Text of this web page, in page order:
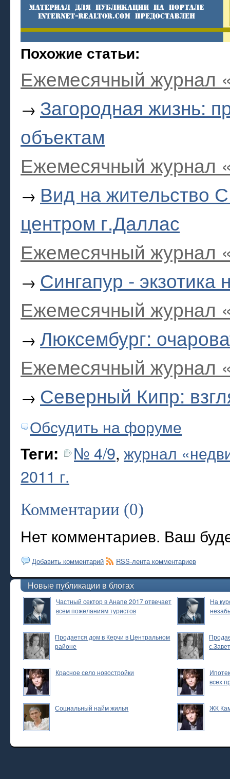
Похожие статьи:
Ежемесячный журнал
→ Загородная жизнь:
объектам
Ежемесячный журнал
→ Вид на жительство
центром г.Даллас
Ежемесячный журнал
→ Сингапур -
Ежемесячный журнал
→ Люксембург:
Ежемесячный журнал
→ Северный Кипр:
Обсудить на форуме
Теги: № 4/9, журнал
2011 г.
Комментарии (0)
Нет комментариев. Ваш
Добавить комментарий RSS-лента комментариев
Новые публикации в блогах
Частный сектор в Анапе 2017 отвечает
всем пожеланиям туристов
На
Продается дом в Керчи в Центральном
районе
Красное село новостройки
всех
Социальный найм жилья ЖК